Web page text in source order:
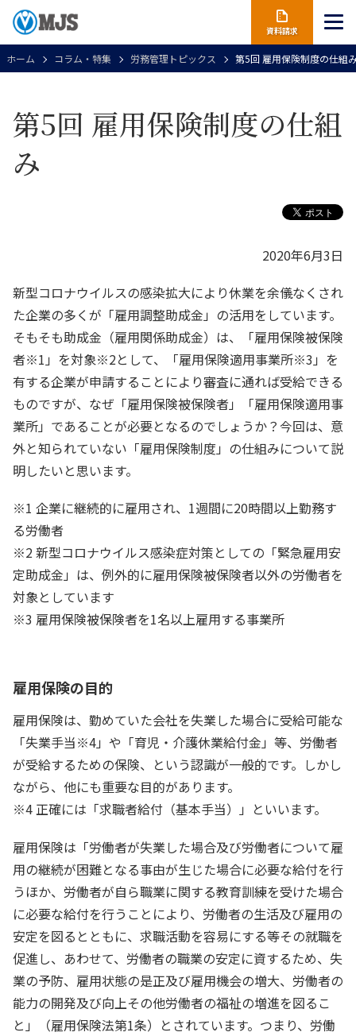
資料請求
ホーム コラム・特集 労務管理トピックス 第5回 雇用保険制度の仕組
第5回 雇用保険制度の仕組
み
2020年6月3日
新型コロナウイルスの感染拡大により休業を余儀なくされ
た企業の多くが「雇用調整助成金」の活用をしています。
そもそも助成金（雇用関係助成金）は、「雇用保険被保険
者※1 」を対象※2として、「雇用保険適用事業所※3 」を
有する企業が申請することにより審査に通れば受給できる
ものですが、なぜ「雇用保険被保険者」「雇用保険適用事
業所」であることが必要となるのでしょうか？今回は、意
外と知られていない「雇用保険制度」の仕組みについて説
明したいと思います。
※1 企業に継続的に雇用され、1週間に20時間以上勤務す
る労働者
※2 新型コロナウイルス感染症対策としての「緊急雇用安
定助成金」は、例外的に雇用保険被保険者以外の労働者を
対象としています
※3 雇用保険被保険者を1名以上雇用する事業所
雇用保険の目的
雇用保険は、勤めていた会社を失業した場合に受給可能な
「失業手当※4」や「育児・介護休業給付金」等、労働者
が受給するための保険、という認識が一般的です。しかし
ながら、他にも重要な目的があります。
※4 正確には「求職者給付（基本手当）」といいます。
雇用保険は「労働者が失業した場合及び労働者について雇
用の継続が困難となる事由が生じた場合に必要な給付を行
うほか、労働者が自ら職業に関する教育訓練を受けた場合
に必要な給付を行うことにより、労働者の生活及び雇用の
安定を図るとともに、求職活動を容易にする等その就職を
促進し、あわせて、労働者の職業の安定に資するため、失
業の予防、雇用状態の是正及び雇用機会の増大、労働者の
能力の開発及び向上その他労働者の福祉の増進を図るこ
と」（雇用保険法第1条）とされています。つまり、労働